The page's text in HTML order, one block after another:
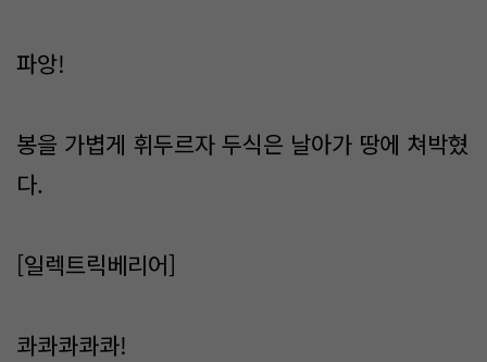
파앙!
봉을 가볍게 휘두르자 두식은 날아가 땅에 쳐박혔
다.
[일렉트릭베리어]
콰콰콰콰콰!